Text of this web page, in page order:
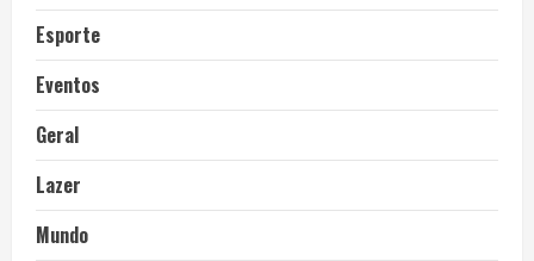
Esporte
Eventos
Geral
Lazer
Mundo